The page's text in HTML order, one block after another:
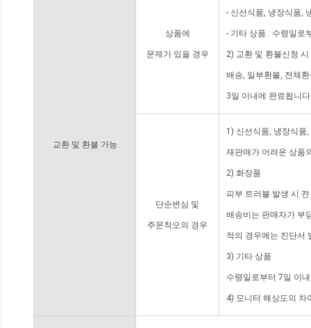
교환 및 환불 가능
상품에
문제가 있을 경우
- 신선식품, 냉장식품,
- 기타 상품 : 수령일로
2) 교환 및 환불신청
배송, 일부환불, 전체
3일 이내에 완료됩니
단순변심 및
주문착오의 경우
1) 신선식품, 냉장식품
재판매가 어려운 상품
2) 화장품
피부 트러블 발생 시
배송비는 판매자가 부
적의 경우에는 진단서
3) 기타 상품
수령일로부터 7일 이
4) 모니터 해상도의 차